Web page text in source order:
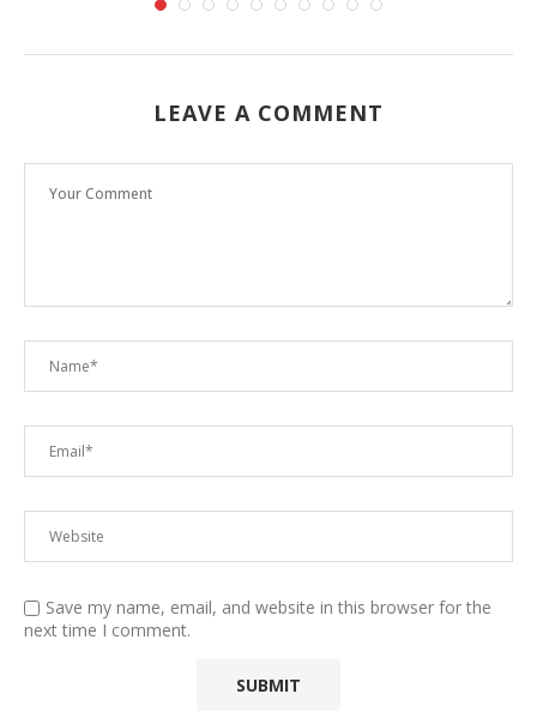
LEAVE A COMMENT
Save my name, email, and website in this browser for the
next time I comment.